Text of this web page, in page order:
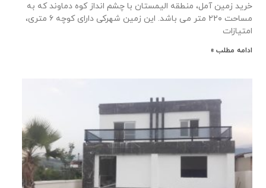
خرید زمین آمل، منطقه الیمستان با چشم انداز کوه دماوند که به
مساحت ۲۲۰ متر می باشد. این زمین شهرکی دارای کوچه ۶ متری،
امتیازات
ادامه مطلب »